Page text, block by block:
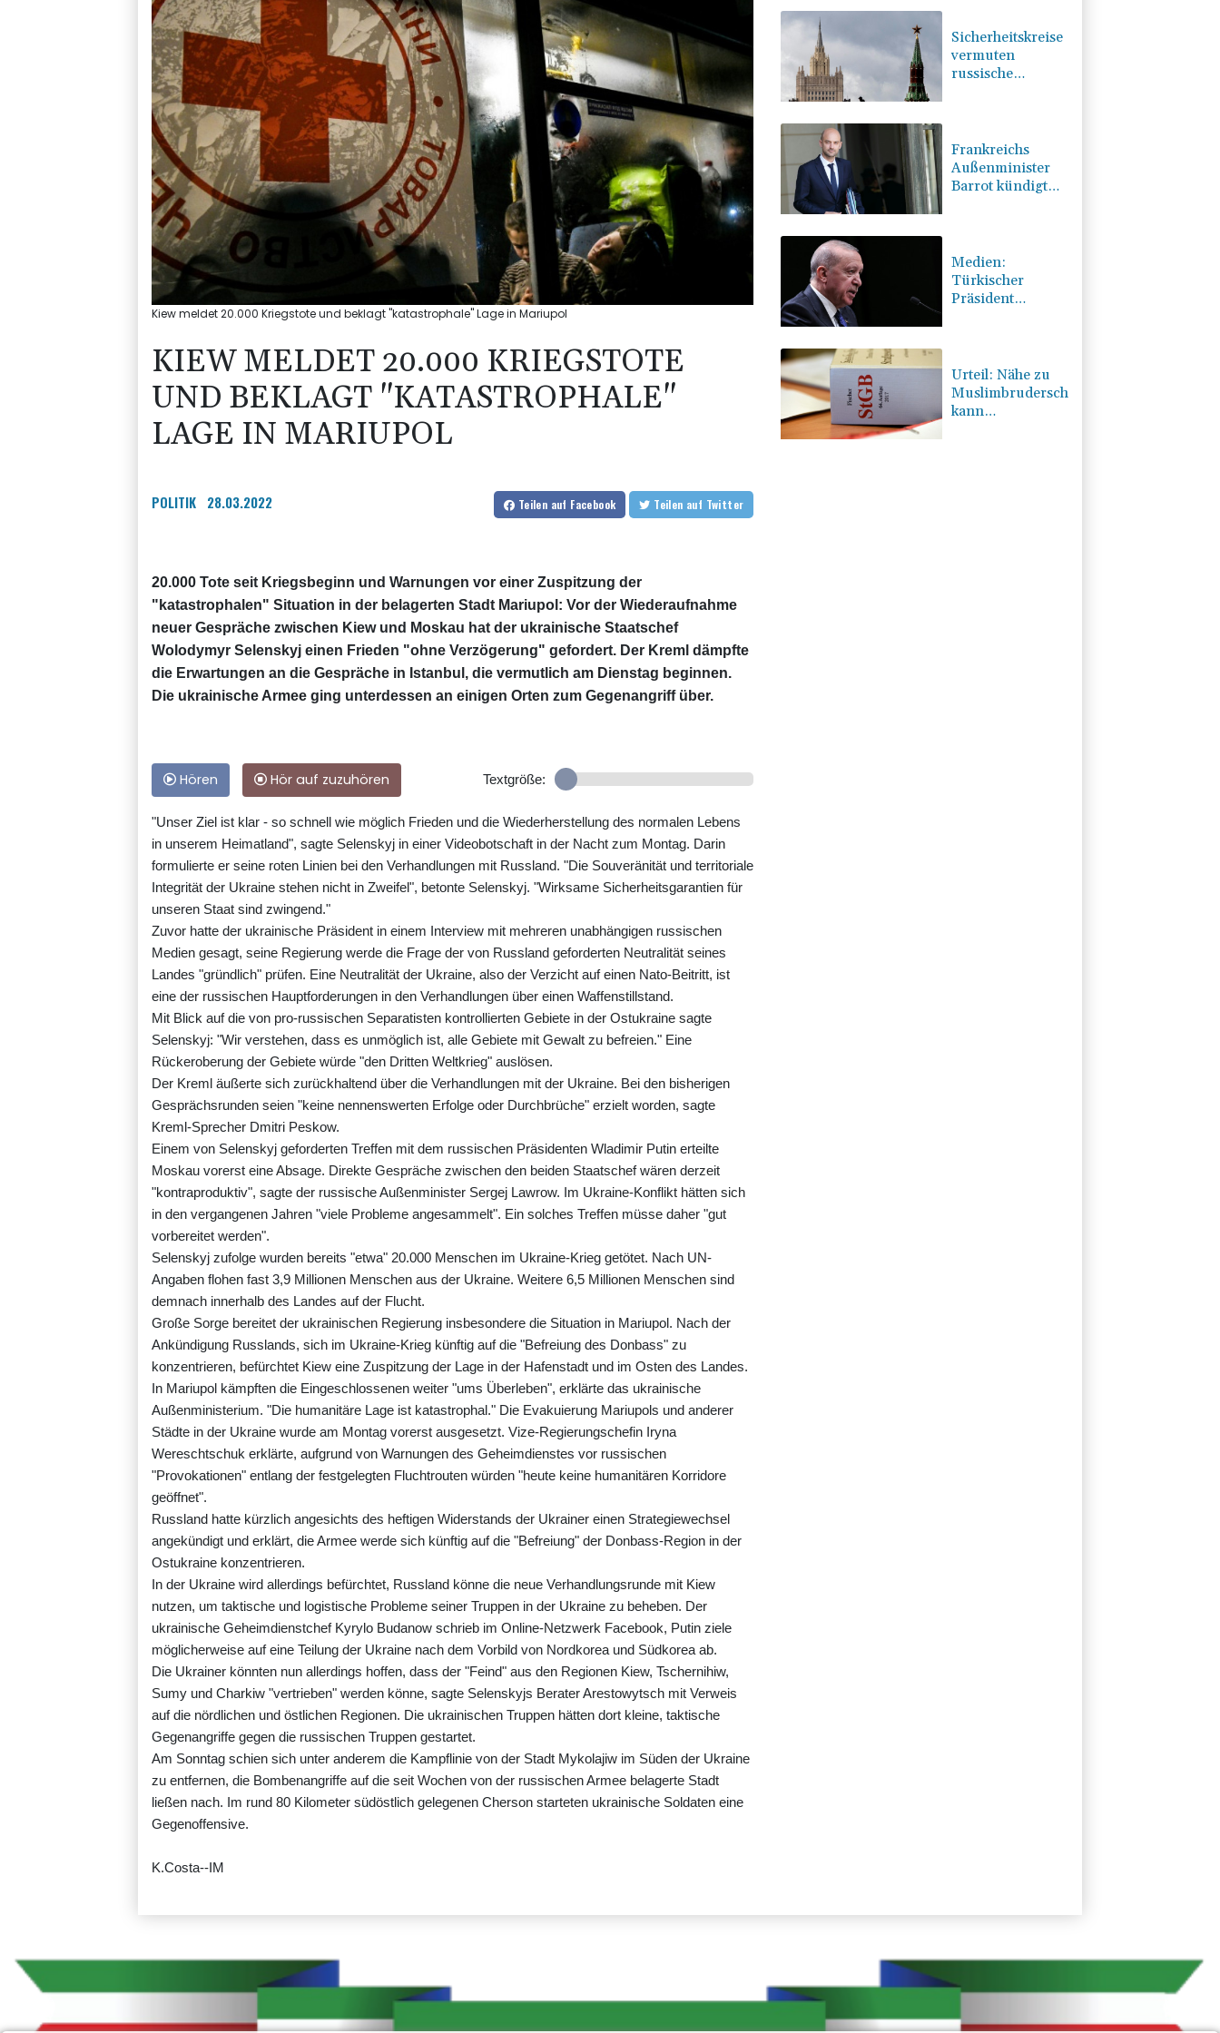
Kiew meldet 20.000 Kriegstote und beklagt "katastrophale" Lage in Mariupol
KIEW MELDET 20.000 KRIEGSTOTE
UND BEKLAGT "KATASTROPHALE"
LAGE IN MARIUPOL
POLITIK 28.03.2022 Teilen auf Facebook Teilen auf Twitter
20.000 Tote seit Kriegsbeginn und Warnungen vor einer Zuspitzung der
"katastrophalen" Situation in der belagerten Stadt Mariupol: Vor der Wiederaufnahme
neuer Gespräche zwischen Kiew und Moskau hat der ukrainische Staatschef
Wolodymyr Selenskyj einen Frieden "ohne Verzögerung" gefordert. Der Kreml dämpfte
die Erwartungen an die Gespräche in Istanbul, die vermutlich am Dienstag beginnen.
Die ukrainische Armee ging unterdessen an einigen Orten zum Gegenangriff über.
Hören Hör auf zuzuhören Textgröße:
"Unser Ziel ist klar - so schnell wie möglich Frieden und die Wiederherstellung des normalen Lebens
in unserem Heimatland", sagte Selenskyj in einer Videobotschaft in der Nacht zum Montag. Darin
formulierte er seine roten Linien bei den Verhandlungen mit Russland. "Die Souveränität und territoriale
Integrität der Ukraine stehen nicht in Zweifel", betonte Selenskyj. "Wirksame Sicherheitsgarantien für
unseren Staat sind zwingend."
Zuvor hatte der ukrainische Präsident in einem Interview mit mehreren unabhängigen russischen
Medien gesagt, seine Regierung werde die Frage der von Russland geforderten Neutralität seines
Landes "gründlich" prüfen. Eine Neutralität der Ukraine, also der Verzicht auf einen Nato-Beitritt, ist
eine der russischen Hauptforderungen in den Verhandlungen über einen Waffenstillstand.
Mit Blick auf die von pro-russischen Separatisten kontrollierten Gebiete in der Ostukraine sagte
Selenskyj: "Wir verstehen, dass es unmöglich ist, alle Gebiete mit Gewalt zu befreien." Eine
Rückeroberung der Gebiete würde "den Dritten Weltkrieg" auslösen.
Der Kreml äußerte sich zurückhaltend über die Verhandlungen mit der Ukraine. Bei den bisherigen
Gesprächsrunden seien "keine nennenswerten Erfolge oder Durchbrüche" erzielt worden, sagte
Kreml-Sprecher Dmitri Peskow.
Einem von Selenskyj geforderten Treffen mit dem russischen Präsidenten Wladimir Putin erteilte
Moskau vorerst eine Absage. Direkte Gespräche zwischen den beiden Staatschef wären derzeit
"kontraproduktiv", sagte der russische Außenminister Sergej Lawrow. Im Ukraine-Konflikt hätten sich
in den vergangenen Jahren "viele Probleme angesammelt". Ein solches Treffen müsse daher "gut
vorbereitet werden".
Selenskyj zufolge wurden bereits "etwa" 20.000 Menschen im Ukraine-Krieg getötet. Nach UN-
Angaben flohen fast 3,9 Millionen Menschen aus der Ukraine. Weitere 6,5 Millionen Menschen sind
demnach innerhalb des Landes auf der Flucht.
Große Sorge bereitet der ukrainischen Regierung insbesondere die Situation in Mariupol. Nach der
Ankündigung Russlands, sich im Ukraine-Krieg künftig auf die "Befreiung des Donbass" zu
konzentrieren, befürchtet Kiew eine Zuspitzung der Lage in der Hafenstadt und im Osten des Landes.
In Mariupol kämpften die Eingeschlossenen weiter "ums Überleben", erklärte das ukrainische
Außenministerium. "Die humanitäre Lage ist katastrophal." Die Evakuierung Mariupols und anderer
Städte in der Ukraine wurde am Montag vorerst ausgesetzt. Vize-Regierungschefin Iryna
Wereschtschuk erklärte, aufgrund von Warnungen des Geheimdienstes vor russischen
"Provokationen" entlang der festgelegten Fluchtrouten würden "heute keine humanitären Korridore
geöffnet".
Russland hatte kürzlich angesichts des heftigen Widerstands der Ukrainer einen Strategiewechsel
angekündigt und erklärt, die Armee werde sich künftig auf die "Befreiung" der Donbass-Region in der
Ostukraine konzentrieren.
In der Ukraine wird allerdings befürchtet, Russland könne die neue Verhandlungsrunde mit Kiew
nutzen, um taktische und logistische Probleme seiner Truppen in der Ukraine zu beheben. Der
ukrainische Geheimdienstchef Kyrylo Budanow schrieb im Online-Netzwerk Facebook, Putin ziele
möglicherweise auf eine Teilung der Ukraine nach dem Vorbild von Nordkorea und Südkorea ab.
Die Ukrainer könnten nun allerdings hoffen, dass der "Feind" aus den Regionen Kiew, Tschernihiw,
Sumy und Charkiw "vertrieben" werden könne, sagte Selenskyjs Berater Arestowytsch mit Verweis
auf die nördlichen und östlichen Regionen. Die ukrainischen Truppen hätten dort kleine, taktische
Gegenangriffe gegen die russischen Truppen gestartet.
Am Sonntag schien sich unter anderem die Kampflinie von der Stadt Mykolajiw im Süden der Ukraine
zu entfernen, die Bombenangriffe auf die seit Wochen von der russischen Armee belagerte Stadt
ließen nach. Im rund 80 Kilometer südöstlich gelegenen Cherson starteten ukrainische Soldaten eine
Gegenoffensive.
K.Costa--IM
Sicherheitskreise
vermuten
russische
Frankreichs
Außenminister
Barrot kündigt
Einmischung an
Medien:
Türkischer
Präsident
eingetroffen
Urteil: Nähe zu
Muslimbruderschaft
kann